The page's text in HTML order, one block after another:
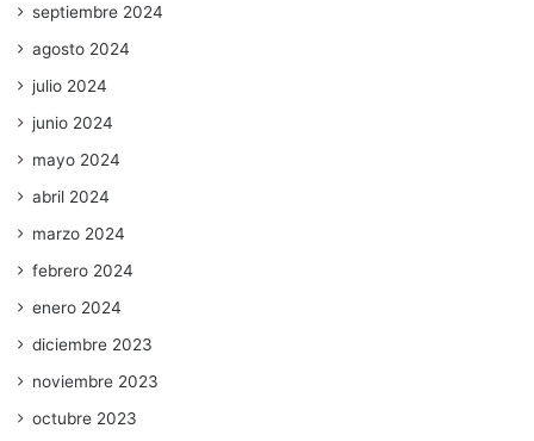
septiembre 2024
agosto 2024
julio 2024
junio 2024
mayo 2024
abril 2024
marzo 2024
febrero 2024
enero 2024
diciembre 2023
noviembre 2023
octubre 2023